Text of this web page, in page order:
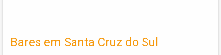
Bares em Santa Cruz do Sul